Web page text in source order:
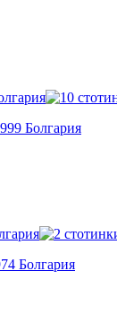
Болгария
Болгария